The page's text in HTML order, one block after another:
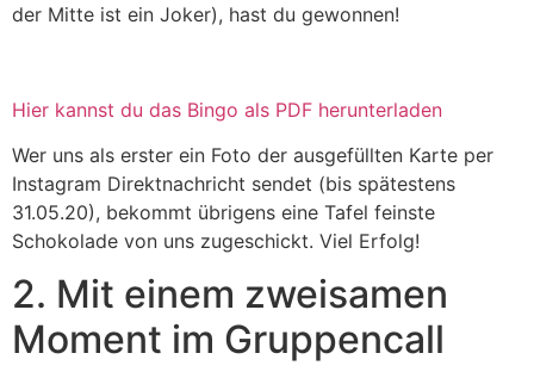
der Mitte ist ein Joker), hast du gewonnen!
Hier kannst du das Bingo als PDF herunterladen
Wer uns als erster ein Foto der ausgefüllten Karte per
Instagram Direktnachricht sendet (bis spätestens
31.05.20), bekommt übrigens eine Tafel feinste
Schokolade von uns zugeschickt. Viel Erfolg!
2. Mit einem zweisamen
Moment im Gruppencall